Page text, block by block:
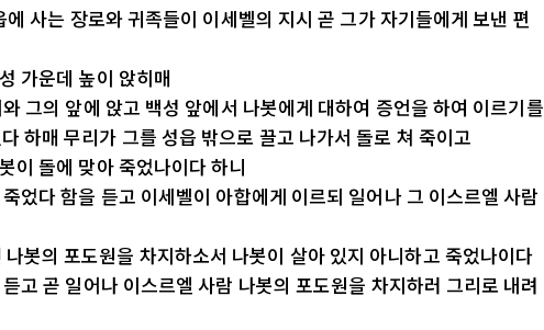
사는 장로와 귀족들이 이세벨의 지시 곧 그가 자기들에게 보낸 편
가운데 높이 앉히매
그의 앞에 앉고 백성 앞에서 나봇에게 대하여 증언을 하여 이르기를
하매 무리가 그를 성읍 밖으로 끌고 나가서 돌로 쳐 죽이고
이 돌에 맞아 죽었나이다 하니
었다 함을 듣고 이세벨이 아합에게 이르되 일어나 그 이스르엘 사람
봇의 포도원을 차지하소서 나봇이 살아 있지 아니하고 죽었나이다
고 곧 일어나 이스르엘 사람 나봇의 포도원을 차지하러 그리로 내려